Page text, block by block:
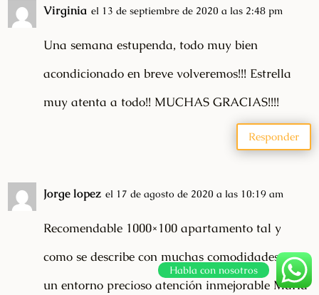
Virginia el 13 de septiembre de 2020 a las 2:48 pm
Una semana estupenda, todo muy bien
acondicionado en breve volveremos!!! Estrella
muy atenta a todo!! MUCHAS GRACIAS!!!!
Responder
Jorge lopez el 17 de agosto de 2020 a las 10:19 am
Recomendable 1000×100 apartamento tal y
como se describe con muchas comodidades en
un entorno precioso atención inmejorable María
Habla con nosotros